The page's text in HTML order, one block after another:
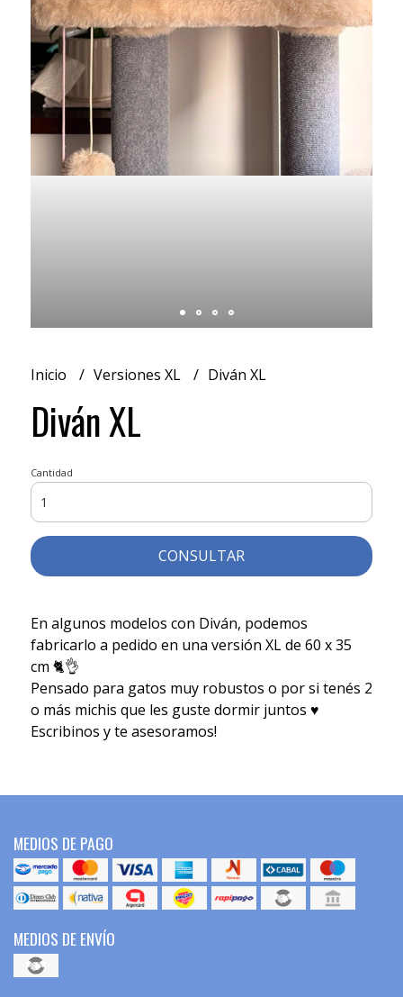
Inicio Versiones XL Diván XL
Diván XL
Cantidad
CONSULTAR
En algunos modelos con Diván, podemos
fabricarlo a pedido en una versión XL de 60 x 35
cm 🐈👌
Pensado para gatos muy robustos o por si tenés 2
o más michis que les guste dormir juntos ♥️
Escribinos y te asesoramos!
MEDIOS DE PAGO
MEDIOS DE ENVÍO